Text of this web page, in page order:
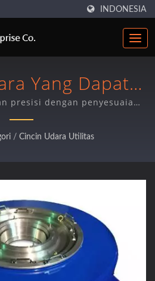
INDONESIA
Yang Dapat
Tanpa Henti
Film Tiup
presisi dengan penyesuaian
fleksibel dan produksi
multi-lapis
/ Cincin Udara Utilitas